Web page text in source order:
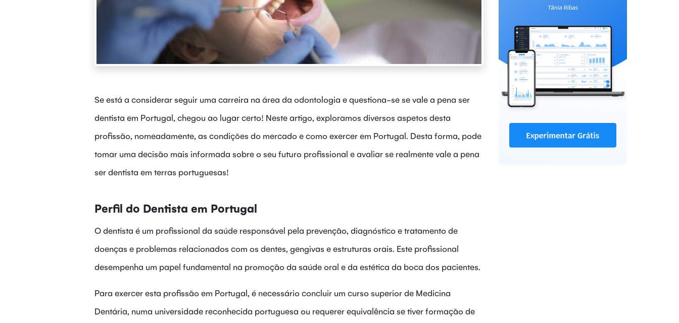
Se está a considerar seguir uma carreira na área da odontologia e questiona-se se vale a pena ser
dentista em Portugal, chegou ao lugar certo! Neste artigo, exploramos diversos aspetos desta
profissão, nomeadamente, as condições do mercado e como exercer em Portugal. Desta forma, pode
tomar uma decisão mais informada sobre o seu futuro profissional e avaliar se realmente vale a pena
ser dentista em terras portuguesas!
Perfil do Dentista em Portugal
O dentista é um profissional da saúde responsável pela prevenção, diagnóstico e tratamento de
doenças e problemas relacionados com os dentes, gengivas e estruturas orais. Este profissional
desempenha um papel fundamental na promoção da saúde oral e da estética da boca dos pacientes.
Para exercer esta profissão em Portugal, é necessário concluir um curso superior de Medicina
Dentária, numa universidade reconhecida portuguesa ou requerer equivalência se tiver formação de